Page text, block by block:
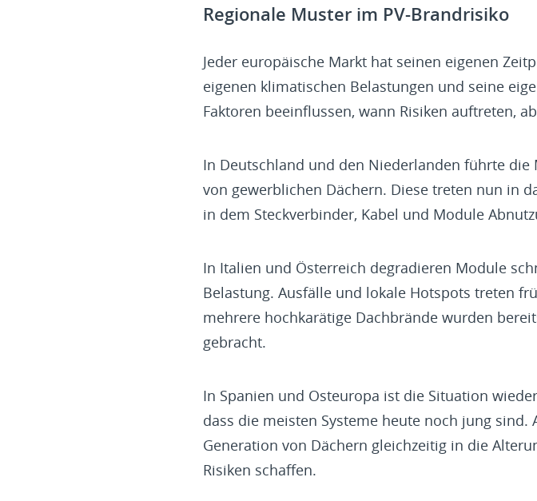
Regionale Muster im PV-Brandrisiko
Jeder europäische Markt hat seinen eigenen
eigenen klimatischen Belastungen und seine
Faktoren beeinflussen, wann Risiken auftreten,
In Deutschland und den Niederlanden führte
von gewerblichen Dächern. Diese treten nun in
in dem Steckverbinder, Kabel und Module
In Italien und Österreich degradieren Module
Belastung. Ausfälle und lokale Hotspots treten
mehrere hochkarätige Dachbrände wurden
gebracht.
In Spanien und Osteuropa ist die Situation
dass die meisten Systeme heute noch jung sind.
Generation von Dächern gleichzeitig in die
Risiken schaffen.